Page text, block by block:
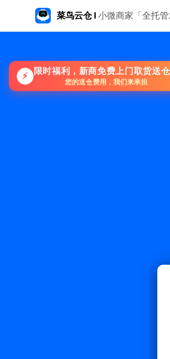
菜鸟云仓 I 小微商家「全托
⚡ 限时福利，新商免费上门取货送仓
您的送仓费用，我们来承担